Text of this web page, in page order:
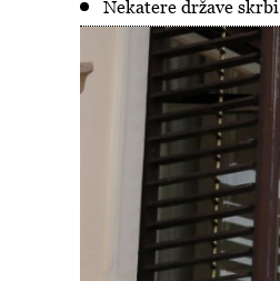
Nekatere države